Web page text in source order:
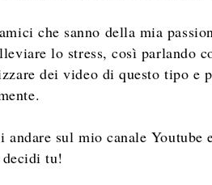
che sanno della mia
lo stress, così parlando
dei video di questo tipo e
sul mio canale Youtube
tu!